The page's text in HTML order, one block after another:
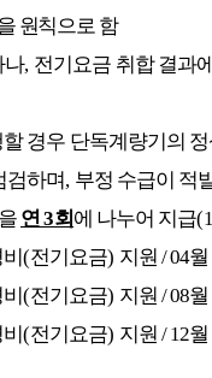
원칙으로 함
나, 전기요금 취합 결과
경우 단독계량기의
검하며, 부정 수급이 적
연 3회 에 나누어 지급
(전기요금) 지원 / 04
(전기요금) 지원 / 08
(전기요금) 지원 / 12